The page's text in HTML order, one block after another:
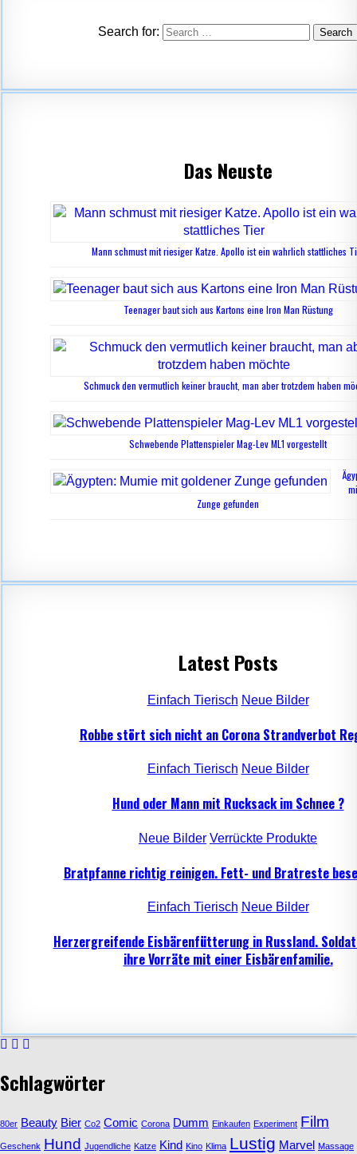
Search for:
Das Neuste
Mann schmust mit riesiger Katze. Apollo ist ein wahrlich stattliches
Teenager baut sich aus Kartons eine Iron Man Rüstung
Schmuck den vermutlich keiner braucht, man aber trotzdem haben
Schwebende Plattenspieler Mag-Lev ML1 vorgestellt
Zunge gefunden
Latest Posts
Einfach Tierisch Neue Bilder
Robbe stört sich nicht an Corona Strandverbot
Einfach Tierisch Neue Bilder
Hund oder Mann mit Rucksack im Schnee ?
Neue Bilder Verrückte Produkte
Bratpfanne richtig reinigen. Fett- und Bratreste
Einfach Tierisch Neue Bilder
Herzergreifende Eisbärenfütterung in Russland.
ihre Vorräte mit einer Eisbärenfamilie.
Schlagwörter
80er Beauty Bier Co2 Comic Corona Dumm Einkaufen Experiment Film
Geschenk Hund Jugendliche Katze Kind Kino Klima Lustig Marvel Massage